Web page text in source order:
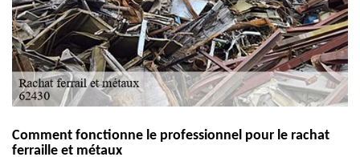
Comment fonctionne le professionnel pour le rachat
ferraille et métaux